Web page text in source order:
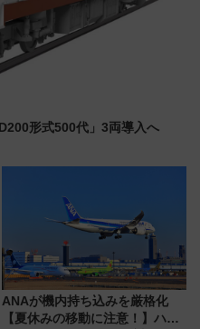
形式500代」3両導入へ
ANAが機内持ち込みを厳格化
【夏休みの移動に注意！】ハン